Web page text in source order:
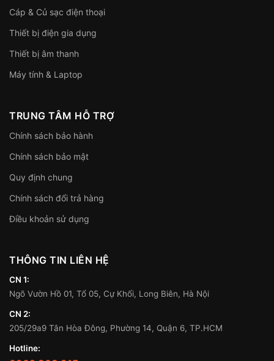
Cáp & Củ sạc điện thoại
Thiết bị điện gia dụng
Thiết bị âm thanh
Máy tính & Laptop
TRUNG TÂM HỖ TRỢ
Chính sách bảo hành
Chính sách bảo mật
Quy định chung
Chính sách đổi trả hàng
Điều khoản sử dụng
THÔNG TIN LIÊN HỆ
CN 1:
Ngõ Vườn Hồ 01, Tổ 05, Cự Khối, Long Biên, Hà Nội
CN 2:
205/29a9 Tân Hòa Đông, Phường 14, Quận 6, TP.HCM
Hotline: